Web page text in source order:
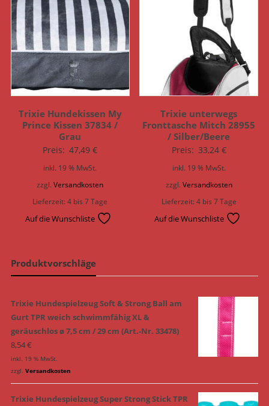
Trixie Hundekissen My
Prince Kissen 37834 /
Grau
Preis: 47,49€
inkl. 19 % MwSt.
zzgl.Versandkosten
Lieferzeit:4 bis 7 Tage
Auf die Wunschliste
Trixie unterwegs
Fronttasche Mitch 28955
/ Silber/Beere
Preis: 33,24 €
inkl. 19 % MwSt.
zzgl. Versandkosten
Lieferzeit:4 bis 7 Tage
Auf die Wunschliste
Produktvorschläge
Trixie Hundespielzeug Soft & Strong Ball am
Gurt TPR weich schwimmfähig XL &
geräuschlos ø 7,5 cm / 29 cm (Art.-Nr. 33478)
8,54€
inkl. 19 % MwSt.
zzgl. Versandkosten
Trixie Hundespielzeug Super Strong Stick TPR